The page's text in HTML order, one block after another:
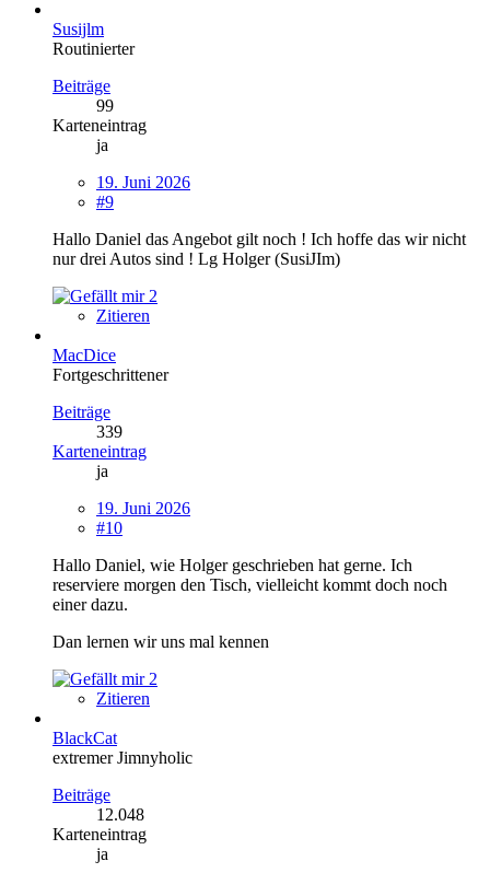
Susijlm
Routinierter
Beiträge
99
Karteneintrag
ja
19. Juni 2026
#9
Hallo Daniel das Angebot gilt noch ! Ich hoffe das wir nicht
nur drei Autos sind ! Lg Holger (SusiJIm)
2
Zitieren
MacDice
Fortgeschrittener
Beiträge
339
Karteneintrag
ja
19. Juni 2026
#10
Hallo Daniel, wie Holger geschrieben hat gerne. Ich
reserviere morgen den Tisch, vielleicht kommt doch noch
einer dazu.
Dan lernen wir uns mal kennen
2
Zitieren
BlackCat
extremer Jimnyholic
Beiträge
12.048
Karteneintrag
ja